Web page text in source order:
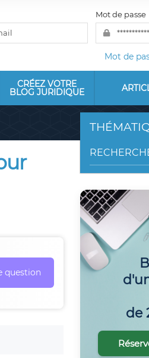
Mot de passe
Mot de
CRÉEZ VOTRE
BLOG JURIDIQUE
question
de